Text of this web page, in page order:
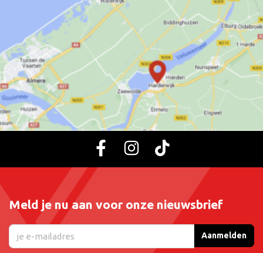
Meld je nu aan voor onze nieuwsbrief
Aanmelden